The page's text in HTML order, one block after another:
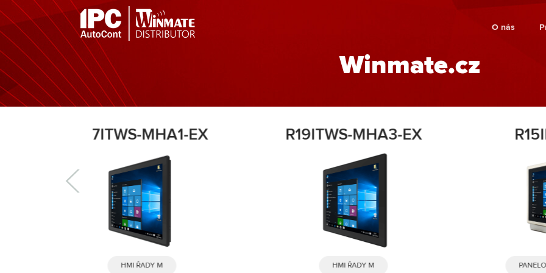
O nás
Winmate.cz
R19ITWS-MHA3-EX R15IE3S-65EX
PANELOVÉ POČÍTAČE ATEX